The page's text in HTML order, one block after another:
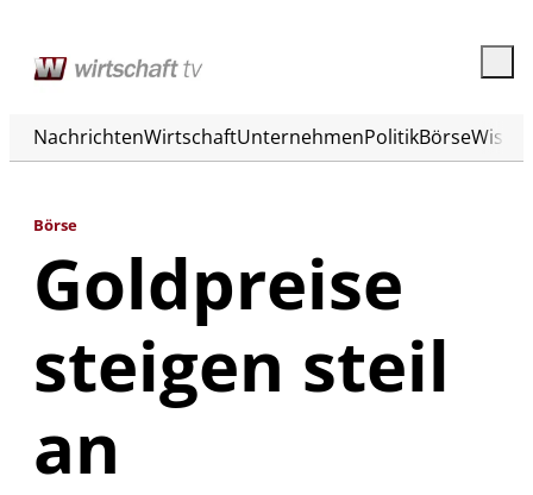
NachrichtenWirtschaftUnternehmenPolitikBörse
Börse
Goldpreise
steigen steil
an